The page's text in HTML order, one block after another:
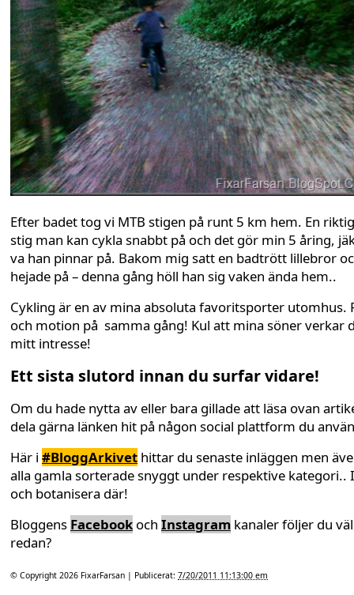
Efter badet tog vi MTB stigen på runt 5 km hem. En
stig man kan cykla snabbt på och det gör min 5 åring,
va han pinnar på. Bakom mig satt en badtrött lillebror
hejade på – denna gång höll han sig vaken ända hem..
Cykling är en av mina absoluta favoritsporter utomhus.
och motion på samma gång! Kul att mina söner verkar
mitt intresse!
Ett sista slutord innan du surfar vidare!
Om du hade nytta av eller bara gillade att läsa ovan
dela gärna länken hit på någon social plattform du
Här i #BloggArkivet hittar du senaste inläggen men
alla gamla sorterade snyggt under respektive kategori..
och botanisera där!
Bloggens Facebookoch Instagram kanaler följer du väl
redan?
© Copyright 2026 FixarFarsan | Publicerat: 7/20/2011 11:13:00 em